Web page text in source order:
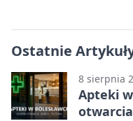
Ostatnie
8 sierpnia
Apteki